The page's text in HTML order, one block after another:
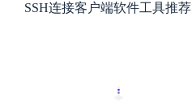
SSH连接客户端软件工具推荐